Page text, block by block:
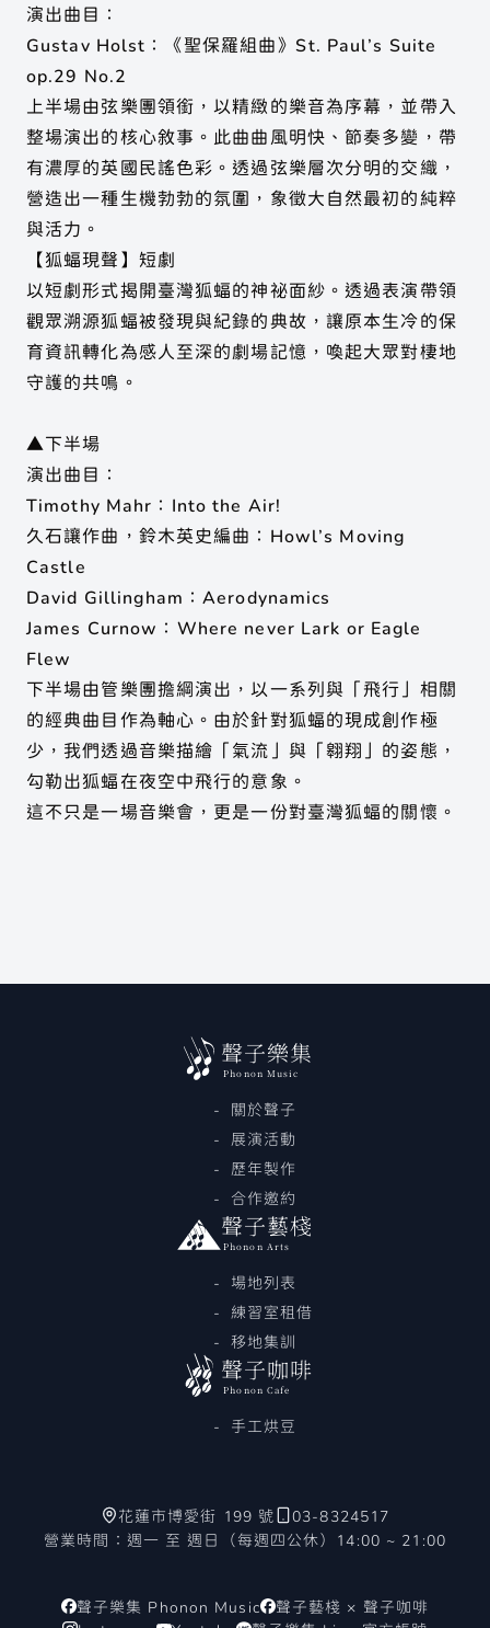
演出曲目：
Gustav Holst：《聖保羅組曲》St. Paul’s Suite
op.29 No.2
上半場由弦樂團領銜，以精緻的樂音為序幕，並帶入
整場演出的核心敘事。此曲曲風明快、節奏多變，帶
有濃厚的英國民謠色彩。透過弦樂層次分明的交織，
營造出一種生機勃勃的氛圍，象徵大自然最初的純粹
與活力。
【狐蝠現聲】短劇
以短劇形式揭開臺灣狐蝠的神祕面紗。透過表演帶領
觀眾溯源狐蝠被發現與紀錄的典故，讓原本生冷的保
育資訊轉化為感人至深的劇場記憶，喚起大眾對棲地
守護的共鳴。
▲下半場
演出曲目：
Timothy Mahr：Into the Air!
久石讓作曲，鈴木英史編曲：Howl’s Moving
Castle
David Gillingham：Aerodynamics
James Curnow：Where never Lark or Eagle
Flew
下半場由管樂團擔綱演出，以一系列與「飛行」相關
的經典曲目作為軸心。由於針對狐蝠的現成創作極
少，我們透過音樂描繪「氣流」與「翱翔」的姿態，
勾勒出狐蝠在夜空中飛行的意象。
這不只是一場音樂會，更是一份對臺灣狐蝠的關懷。
聲子樂集
Phonon Music
關於聲子
展演活動
歷年製作
合作邀約
聲子藝棧
Phonon Arts
場地列表
練習室租借
移地集訓
聲子咖啡
Phonon Cafe
手工烘豆
花蓮市博愛街 199 號
03-8324517
營業時間：週一 至 週日（每週四公休）14:00 ~ 21:00
聲子樂集 Phonon Music
聲子藝棧 × 聲子咖啡